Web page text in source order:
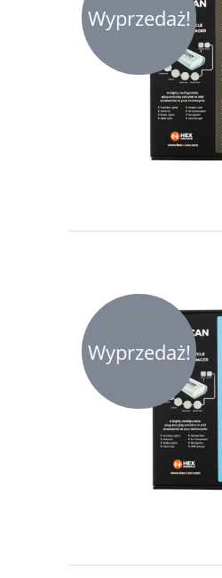
Wyprzedaż!
Wyprzedaż!